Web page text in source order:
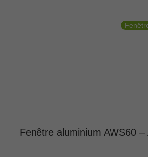
Fenêtre aluminium AWS60 –